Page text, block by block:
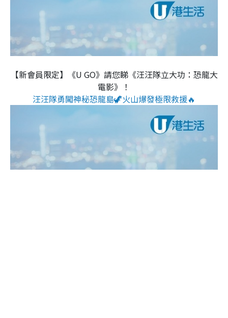
【新會員限定】《U GO》請您睇《汪汪隊立大功：恐龍大
電影》！
汪汪隊勇闖神秘恐龍島🦖火山爆發極限救援🔥